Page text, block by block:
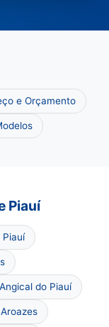
e Orçamento
Piauí
Piauí
Angical do Piauí
Aroazes